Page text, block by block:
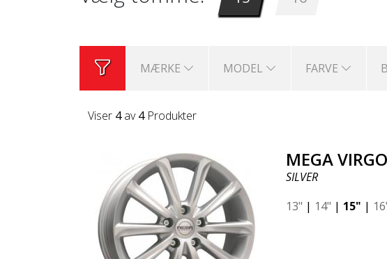
MÆRKE MODEL FARVE
Viser 4av4Produkter
MEGA VIRGO
SILVER
13" | 14" | 15" |